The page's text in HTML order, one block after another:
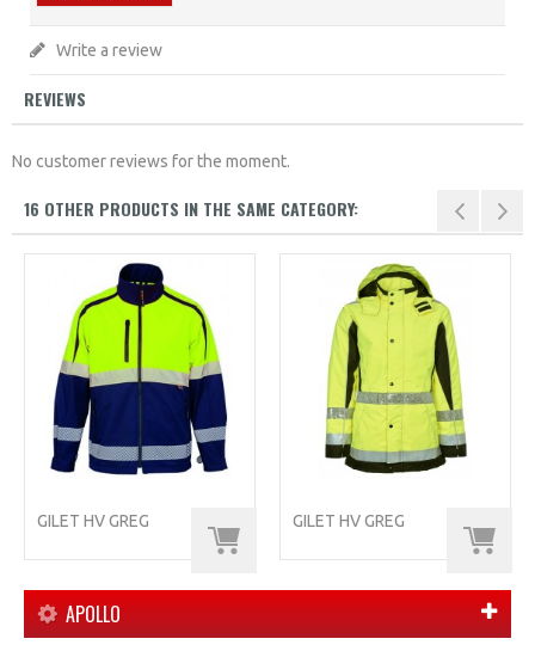
Write a review
REVIEWS
No customer reviews for the moment.
16 OTHER PRODUCTS IN THE SAME CATEGORY:
GILET HV GREG GILET HV GREG
APOLLO